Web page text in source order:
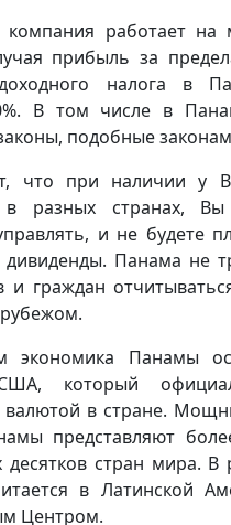
работает на
прибыль за
налога в
В том числе в
подобные
что при наличии у
в разных странах,
и не будете
дивиденды. Панама не
и граждан
экономика Панамы
который
валютой в стране.
представляют
десятков стран мира. В
в Латинской
Центром.